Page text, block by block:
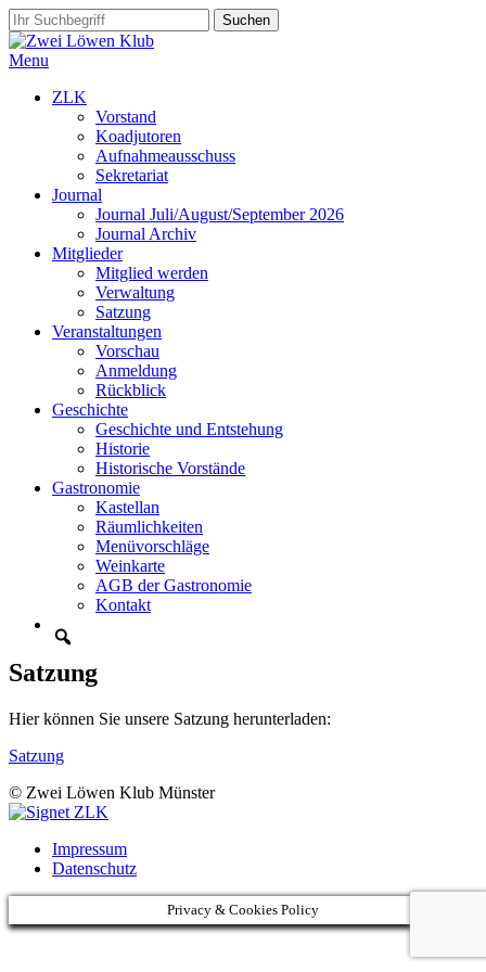
Menu
ZLK
Vorstand
Koadjutoren
Aufnahmeausschuss
Sekretariat
Journal
Journal Juli/August/September 2026
Journal Archiv
Mitglieder
Mitglied werden
Verwaltung
Satzung
Veranstaltungen
Vorschau
Anmeldung
Rückblick
Geschichte
Geschichte und Entstehung
Historie
Historische Vorstände
Gastronomie
Kastellan
Räumlichkeiten
Menüvorschläge
Weinkarte
AGB der Gastronomie
Kontakt
Satzung
Hier können Sie unsere Satzung herunterladen:
Satzung
© Zwei Löwen Klub Münster
Impressum
Datenschutz
Privacy & Cookies Policy